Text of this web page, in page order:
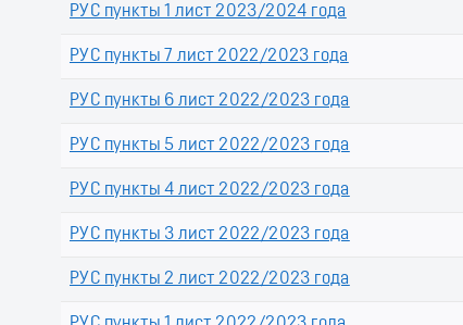
РУС пункты 1 лист 2023/2024 года
РУС пункты 7 лист 2022/2023 года
РУС пункты 6 лист 2022/2023 года
РУС пункты 5 лист 2022/2023 года
РУС пункты 4 лист 2022/2023 года
РУС пункты 3 лист 2022/2023 года
РУС пункты 2 лист 2022/2023 года